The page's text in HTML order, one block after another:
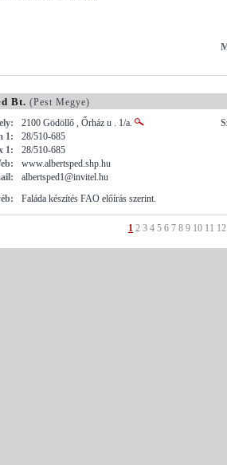
Bt. (Pest Megye)
2100 Gödöllő , Őrház u . 1/a.
1:
28/510-685
1:
28/510-685
www.albertsped.shp.hu
albertsped1@invitel.hu
Faláda készítés FAO előírás szerint.
1 2 3 4 5 6 7 8 9 10 11 12